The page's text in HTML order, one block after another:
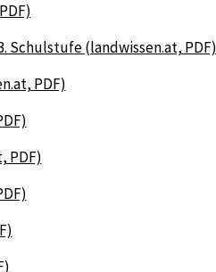
Schulstufe (landwissen.at, PDF)
PDF)
PDF)